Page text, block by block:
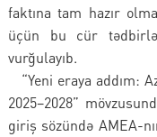
faktına tam hazır
üçün bu cür
vurğulayıb.
“Yeni eraya addım:
2025–2028”
giriş sözündə AMEA-